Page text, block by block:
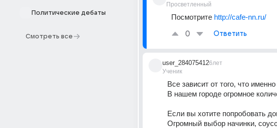
Политические дебаты
Смотреть все
Просветленный
Посмотрите http://cafe-nn.ru/
0 Ответить
user_284075412
Ученик
6лет
Все зависит от того, что
В нашем городе огромное
Если вы хотите попробовать
Огромный выбор начинки,